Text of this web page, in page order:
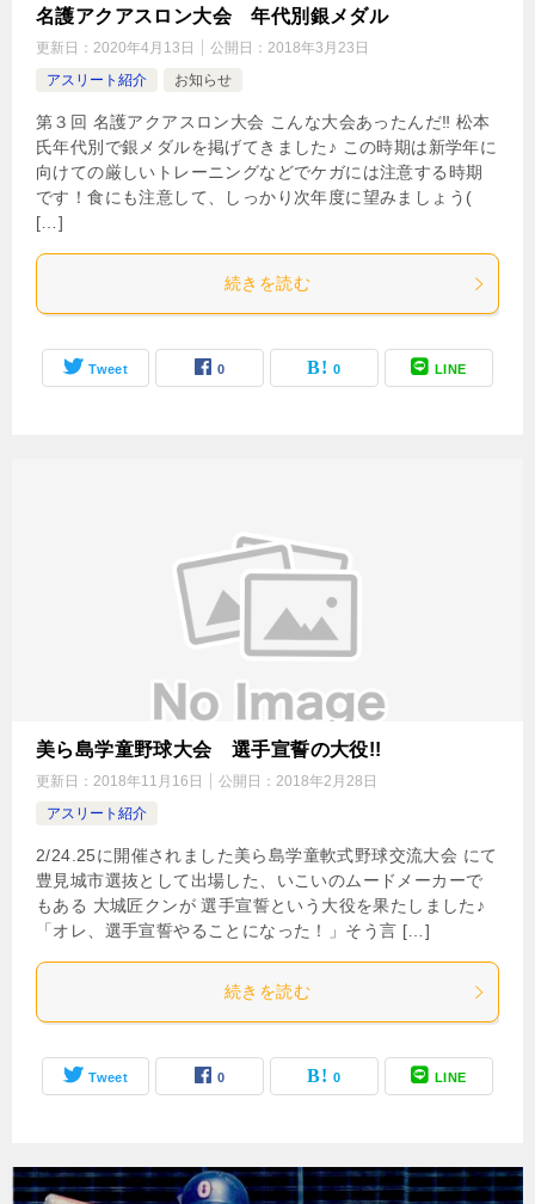
名護アクアスロン大会 年代別銀メダル
更新日： 2020年4月13日 公開日： 2018年3月23日
アスリート紹介
お知らせ
第３回 名護アクアスロン大会 こんな大会あったんだ‼︎ 松本
氏年代別で銀メダルを掲げてきました♪ この時期は新学年に
向けての厳しいトレーニングなどでケガには注意する時期
です！食にも注意して、しっかり次年度に望みましょう(
[…]
続きを読む
Tweet 0 0 LINE
美ら島学童野球大会 選手宣誓の大役!!
更新日： 2018年11月16日 公開日： 2018年2月28日
アスリート紹介
2/24.25に開催されました美ら島学童軟式野球交流大会 にて
豊見城市選抜として出場した、いこいのムードメーカーで
もある 大城匠クンが 選手宣誓という大役を果たしました♪
「オレ、選手宣誓やることになった！」そう言 […]
続きを読む
Tweet 0 0 LINE